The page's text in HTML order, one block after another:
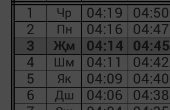
1 Чр 04:19 04:50
2
Пн 04:16 04:47
3
Җм 04:14 04:45
4
Шм 04:11 04:42
5
Як 04:09 04:40
6
Дш 04:06 04:38